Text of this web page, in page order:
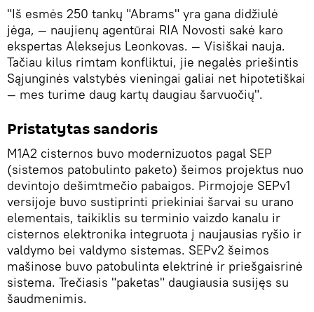
"Iš esmės 250 tankų "Abrams" yra gana didžiulė
jėga, — naujienų agentūrai RIA Novosti sakė karo
ekspertas Aleksejus Leonkovas. — Visiškai nauja.
Tačiau kilus rimtam konfliktui, jie negalės priešintis
Sąjunginės valstybės vieningai galiai net hipotetiškai
— mes turime daug kartų daugiau šarvuočių".
Pristatytas sandoris
M1A2 cisternos buvo modernizuotos pagal SEP
(sistemos patobulinto paketo) šeimos projektus nuo
devintojo dešimtmečio pabaigos. Pirmojoje SEPv1
versijoje buvo sustiprinti priekiniai šarvai su urano
elementais, taikiklis su terminio vaizdo kanalu ir
cisternos elektronika integruota į naujausias ryšio ir
valdymo bei valdymo sistemas. SEPv2 šeimos
mašinose buvo patobulinta elektrinė ir priešgaisrinė
sistema. Trečiasis "paketas" daugiausia susijęs su
šaudmenimis.